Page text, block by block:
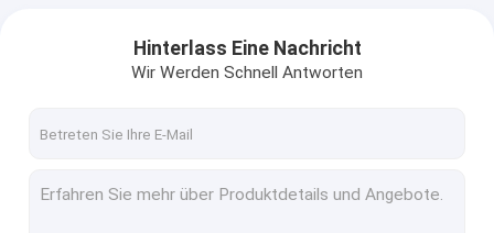
Schuss-Spritzen-Maschine LSR 2
Maschine LSR Microinjection
Hinterlass Eine Nachricht
Wir Werden Schnell Antworten